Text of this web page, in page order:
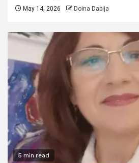
May 14, 2026 Doina Dabija
5 min read